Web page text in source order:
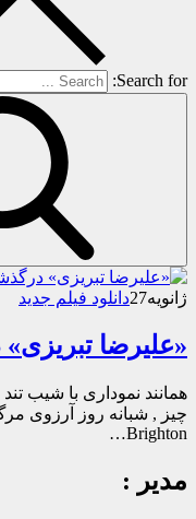
Search for:
ژانویه27دانلود فیلم جدید
«علیرضا
همانند نموداری با شیب
چیز , شبانه روز آرزوی
Brighton…
مدیر :